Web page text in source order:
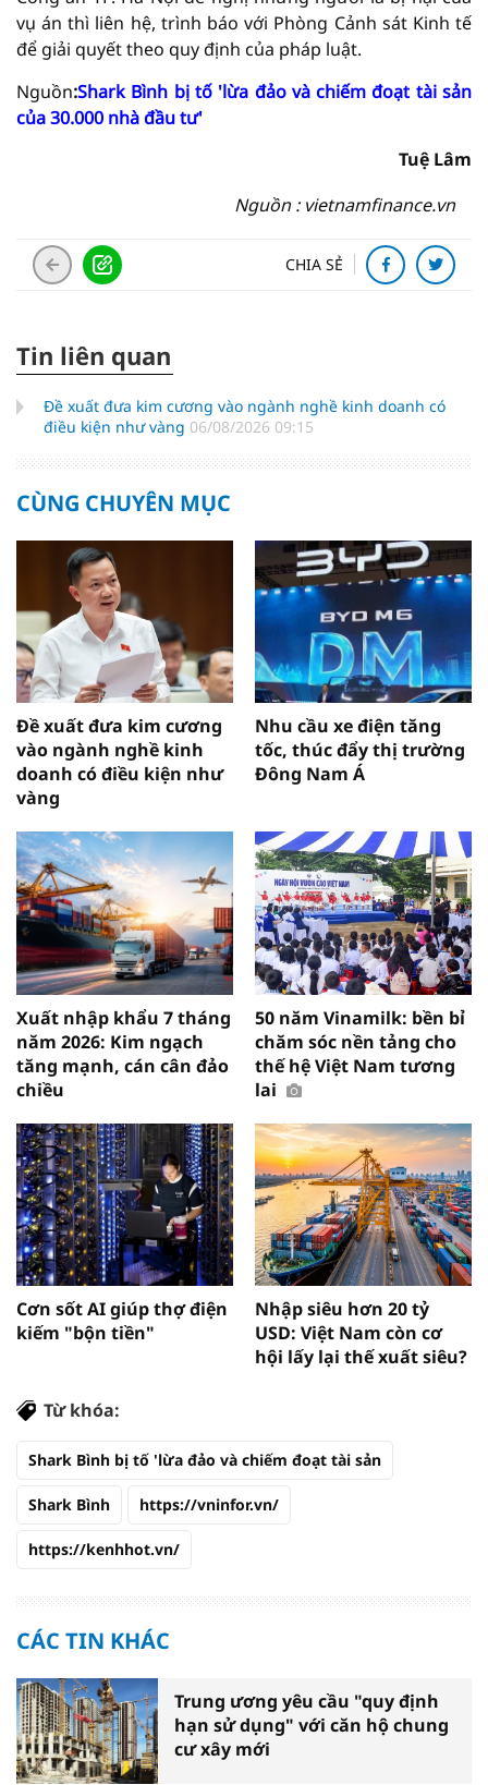
vụ án thì liên hệ, trình báo với Phòng Cảnh sát Kinh tế
để giải quyết theo quy định của pháp luật.
Nguồn:Shark Bình bị tố 'lừa đảo và chiếm đoạt tài sản
của 30.000 nhà đầu tư'
Tuệ Lâm
Nguồn : vietnamfinance.vn
CHIA SẺ
Tin liên quan
Đề xuất đưa kim cương vào ngành nghề kinh doanh có
điều kiện như vàng 06/08/2026 09:15
CÙNG CHUYÊN MỤC
Đề xuất đưa kim cương
vào ngành nghề kinh
doanh có điều kiện như
vàng
Nhu cầu xe điện tăng
tốc, thúc đẩy thị trường
Đông Nam Á
Xuất nhập khẩu 7 tháng
năm 2026: Kim ngạch
tăng mạnh, cán cân đảo
chiều
50 năm Vinamilk: bền bỉ
chăm sóc nền tảng cho
thế hệ Việt Nam tương
lai
Cơn sốt AI giúp thợ điện
kiếm "bộn tiền"
Nhập siêu hơn 20 tỷ
USD: Việt Nam còn cơ
hội lấy lại thế xuất siêu?
Từ khóa:
Shark Bình bị tố 'lừa đảo và chiếm đoạt tài sản
Shark Bình https://vninfor.vn/
https://kenhhot.vn/
CÁC TIN KHÁC
Trung ương yêu cầu "quy định
hạn sử dụng" với căn hộ chung
cư xây mới